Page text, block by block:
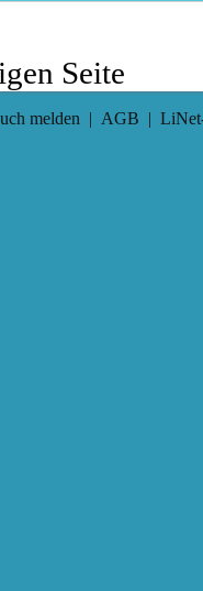
Seite
melden | AGB |